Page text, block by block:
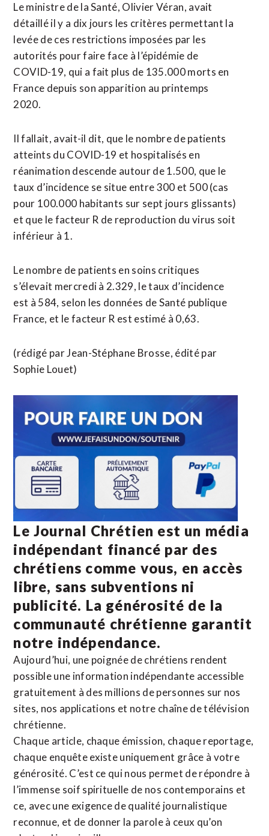
Le ministre de la Santé, Olivier Véran, avait
détaillé il y a dix jours les critères permettant la
levée de ces restrictions imposées par les
autorités pour faire face à l’épidémie de
COVID-19, qui a fait plus de 135.000 morts en
France depuis son apparition au printemps
2020.
Il fallait, avait-il dit, que le nombre de patients
atteints du COVID-19 et hospitalisés en
réanimation descende autour de 1.500, que le
taux d’incidence se situe entre 300 et 500 (cas
pour 100.000 habitants sur sept jours glissants)
et que le facteur R de reproduction du virus soit
inférieur à 1.
Le nombre de patients en soins critiques
s’élevait mercredi à 2.329, le taux d’incidence
est à 584, selon les données de Santé publique
France, et le facteur R est estimé à 0,63.
(rédigé par Jean-Stéphane Brosse, édité par
Sophie Louet)
Le Journal Chrétien est un média
indépendant financé par des
chrétiens comme vous, en accès
libre, sans subventions ni
publicité. La générosité de la
communauté chrétienne garantit
notre indépendance.
Aujourd’hui, une poignée de chrétiens rendent
possible une information indépendante accessible
gratuitement à des millions de personnes sur nos
sites, nos applications et notre chaîne de télévision
chrétienne.
Chaque article, chaque émission, chaque reportage,
chaque enquête existe uniquement grâce à votre
générosité. C’est ce qui nous permet de répondre à
l’immense soif spirituelle de nos contemporains et
ce, avec une exigence de qualité journalistique
reconnue, et de donner la parole à ceux qu’on